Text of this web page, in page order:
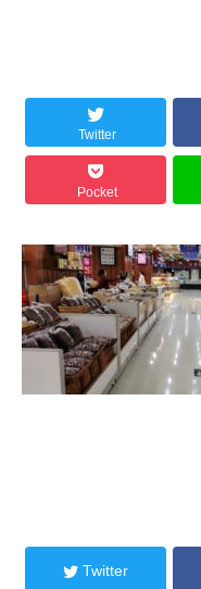
Twitter
Pocket
Twitter